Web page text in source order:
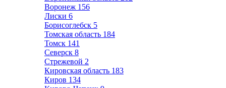
Воронеж 156
Лиски 6
Борисоглебск 5
Томская область 184
Томск 141
Северск 8
Стрежевой 2
Кировская область 183
Киров 134